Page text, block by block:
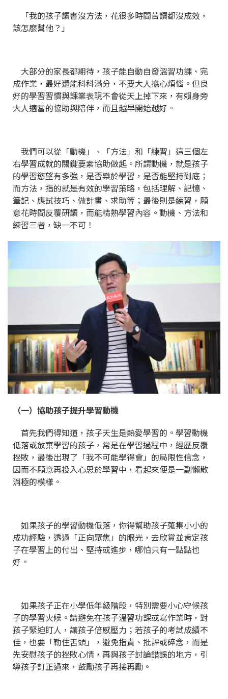
「我的孩子讀書沒方法，花很多時間苦讀都沒成效，
該怎麼幫他？」
大部分的家長都期待，孩子能自動自發溫習功課、完
成作業，最好還能科科滿分，不要大人擔心煩惱。但良
好的學習習慣與課業表現不會從天上掉下來，有賴身旁
大人適當的協助與陪伴，而且越早開始越好。
我們可以從「動機」、「方法」和「練習」這三個左
右學習成就的關鍵要素協助做起。所謂動機，就是孩子
的學習慾望有多強，是否樂於學習，是否能堅持到底；
而方法，指的就是有效的學習策略，包括理解、記憶、
筆記、應試技巧、做計畫、求助等；最後則是練習，願
意花時間反覆研讀，而能精熟學習內容。動機、方法和
練習三者，缺一不可！
（一）協助孩子提升學習動機
首先我們得知道，孩子天生是熱愛學習的。學習動機
低落或放棄學習的孩子，常是在學習過程中，經歷反覆
挫敗，最後出現了「我不可能學得會」的局限性信念，
因而不願意再投入心思於學習中，看起來便是一副懶散
消極的模樣。
如果孩子的學習動機低落，你得幫助孩子蒐集小小的
成功經驗，透過「正向聚焦」的眼光，去欣賞並肯定孩
子在學習上的付出、堅持或進步，哪怕只有一點點也
好。
如果孩子正在小學低年級階段，特別需要小心守候孩
子的學習火候。請避免在孩子溫習功課或寫作業時，對
孩子緊迫盯人，讓孩子倍感壓力；若孩子的考試成績不
佳，也要「勒住舌頭」，避免指責、批評或碎念，而是
先安慰孩子的挫敗心情，再與孩子討論錯誤的地方，引
導孩子訂正過來，鼓勵孩子再接再勵。